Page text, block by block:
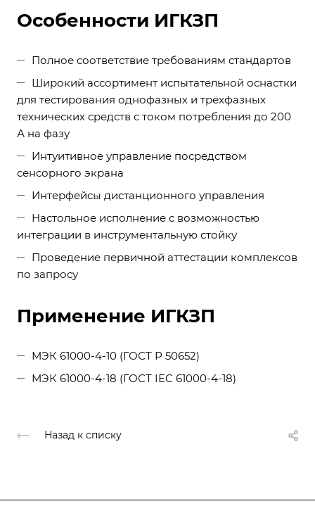
Особенности ИГКЗП
Полное соответствие требованиям стандартов
Широкий ассортимент испытательной оснастки
для тестирования однофазных и трёхфазных
технических средств с током потребления до 200
А на фазу
Интуитивное управление посредством
сенсорного экрана
Интерфейсы дистанционного управления
Настольное исполнение с возможностью
интеграции в инструментальную стойку
Проведение первичной аттестации комплексов
по запросу
Применение ИГКЗП
МЭК 61000-4-10 (ГОСТ Р 50652)
МЭК 61000-4-18 (ГОСТ IEC 61000-4-18)
Назад к списку